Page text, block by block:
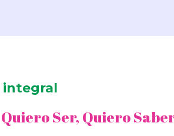
integral
Quiero Ser, Quiero